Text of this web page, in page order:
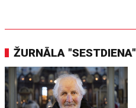
ŽURNĀLA